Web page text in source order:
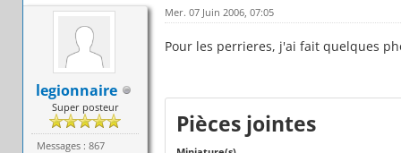
legionnaire
Super posteur
Messages : 867
Mer. 07 Juin 2006, 07:05
Pour les perrieres, j'ai fait quelques
Pièces jointes